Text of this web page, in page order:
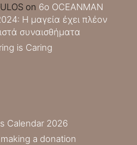
on 6ο OCEANMAN
Η μαγεία έχει πλέον
συναισθήματα
is Caring
Calendar 2026
a donation